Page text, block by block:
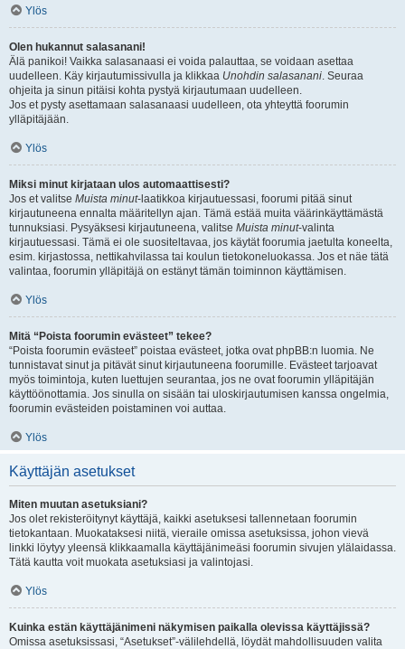
Ylös
Olen hukannut salasanani!
Älä panikoi! Vaikka salasanaasi ei voida palauttaa, se voidaan asettaa
uudelleen. Käy kirjautumissivulla ja klikkaa Unohdin salasanani. Seuraa
ohjeita ja sinun pitäisi kohta pystyä kirjautumaan uudelleen.
Jos et pysty asettamaan salasanaasi uudelleen, ota yhteyttä foorumin
ylläpitäjään.
Ylös
Miksi minut kirjataan ulos automaattisesti?
Jos et valitse Muista minut-laatikkoa kirjautuessasi, foorumi pitää sinut
kirjautuneena ennalta määritellyn ajan. Tämä estää muita väärinkäyttämästä
tunnuksiasi. Pysyäksesi kirjautuneena, valitse Muista minut-valinta
kirjautuessasi. Tämä ei ole suositeltavaa, jos käytät foorumia jaetulta koneelta,
esim. kirjastossa, nettikahvilassa tai koulun tietokoneluokassa. Jos et näe tätä
valintaa, foorumin ylläpitäjä on estänyt tämän toiminnon käyttämisen.
Ylös
Mitä “Poista foorumin evästeet” tekee?
“Poista foorumin evästeet” poistaa evästeet, jotka ovat phpBB:n luomia. Ne
tunnistavat sinut ja pitävät sinut kirjautuneena foorumille. Evästeet tarjoavat
myös toimintoja, kuten luettujen seurantaa, jos ne ovat foorumin ylläpitäjän
käyttöönottamia. Jos sinulla on sisään tai uloskirjautumisen kanssa ongelmia,
foorumin evästeiden poistaminen voi auttaa.
Ylös
Käyttäjän asetukset
Miten muutan asetuksiani?
Jos olet rekisteröitynyt käyttäjä, kaikki asetuksesi tallennetaan foorumin
tietokantaan. Muokataksesi niitä, vieraile omissa asetuksissa, johon vievä
linkki löytyy yleensä klikkaamalla käyttäjänimeäsi foorumin sivujen ylälaidassa.
Tätä kautta voit muokata asetuksiasi ja valintojasi.
Ylös
Kuinka estän käyttäjänimeni näkymisen paikalla olevissa käyttäjissä?
Omissa asetuksissasi, “Asetukset”-välilehdellä, löydät mahdollisuuden valita